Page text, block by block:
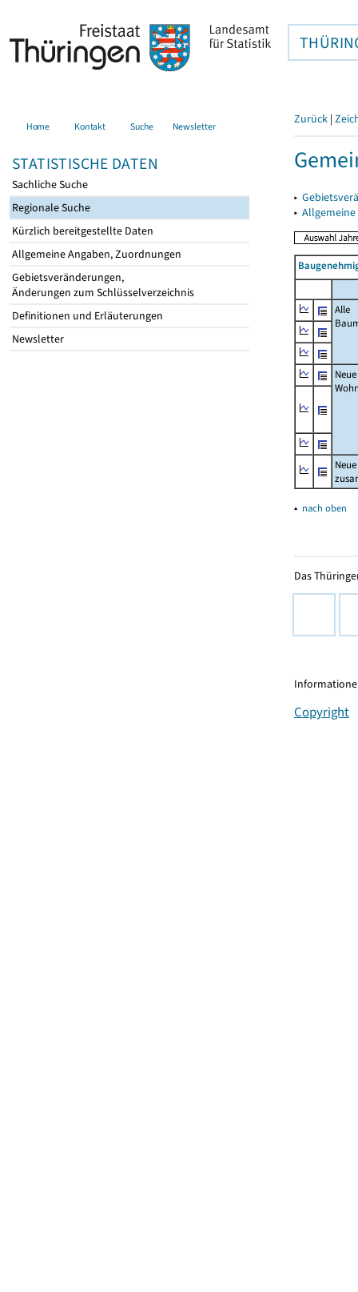
Home Kontakt Suche Newsletter
STATISTISCHE DATEN
Sachliche Suche
Regionale Suche
Kürzlich bereitgestellte Daten
Allgemeine Angaben, Zuordnungen
Gebietsveränderungen,
Änderungen zum Schlüsselverzeichnis
Definitionen und Erläuterungen
Newsletter
Zurück |
▸
▸
Alle
Neue
▴ nach oben
Das
Copyright